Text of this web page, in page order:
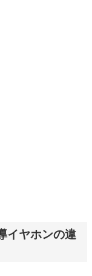
イヤホンの違